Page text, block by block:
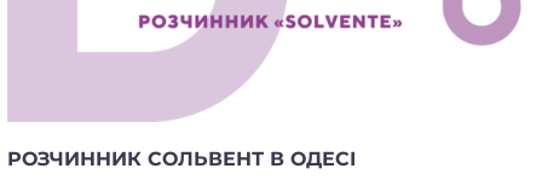
РОЗЧИННИК СОЛЬВЕНТ В ОДЕСІ